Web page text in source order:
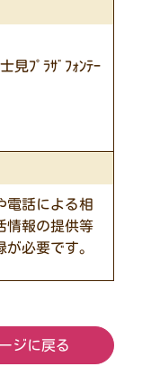
見ﾌﾟﾗｻﾞﾌｫﾝﾃｰ
電話による相
情報の提供等
必要です。
ジに戻る